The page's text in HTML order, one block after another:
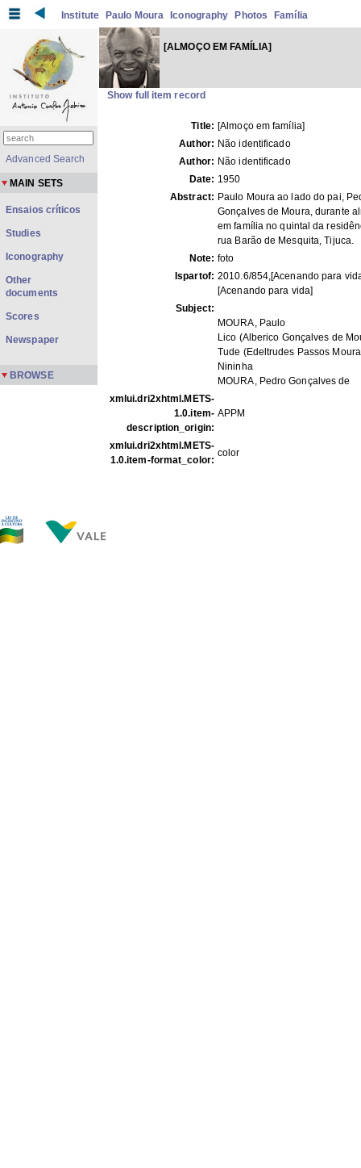
Institute Paulo Moura Iconography Photos Família
[ALMOÇO EM FAMÍLIA]
Show full item record
Title: [Almoço em família]
Author: Não identificado
Author: Não identificado
Date: 1950
Abstract: Paulo Moura ao lado do pai,
Gonçalves de Moura, durante
em família no quintal da
rua Barão de Mesquita, Tijuca.
Note: foto
Ispartof: 2010.6/854,[Acenando para
[Acenando para vida]
Subject:
MOURA, Paulo
Lico (Alberico Gonçalves de
Tude (Edeltrudes Passos
Nininha
MOURA, Pedro Gonçalves de
xmlui.dri2xhtml.METS-
1.0.item-
description_origin:
APPM
xmlui.dri2xhtml.METS-
1.0.item-format_color:
color
Advanced Search
MAIN SETS
Ensaios críticos
Studies
Iconography
Other
documents
Scores
Newspaper
BROWSE